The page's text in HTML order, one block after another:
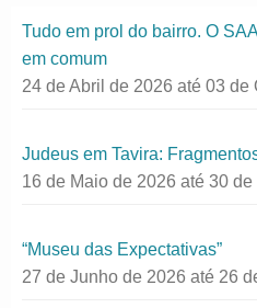
Tudo em prol do bairro. O
em comum
24 de Abril de 2026 até 03 de
Judeus em Tavira:
16 de Maio de 2026 até 30 de
“Museu das Expectativas”
27 de Junho de 2026 até 26